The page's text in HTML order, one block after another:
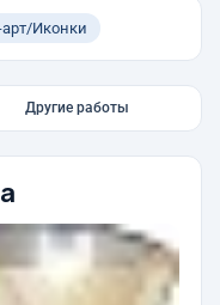
Иконки
Другие работы